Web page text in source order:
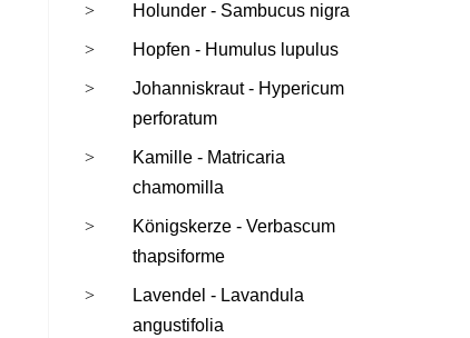
Holunder - Sambucus nigra
Hopfen - Humulus lupulus
Johanniskraut - Hypericum
perforatum
Kamille - Matricaria
chamomilla
Königskerze - Verbascum
thapsiforme
Lavendel - Lavandula
angustifolia